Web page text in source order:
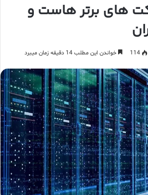
های برتر هاست‌ و
114 خواندن این مطلب 14 دقیقه زمان میبرد